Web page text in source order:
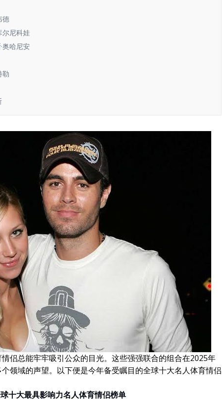
德
尔尼科娃
奥哈尼安
勒
侣总能牢牢吸引公众的目光。这些强强联合的组合在2025年
领域的声望。以下便是今年备受瞩目的全球十大名人体育情侣
十大最具影响力名人体育情侣榜单